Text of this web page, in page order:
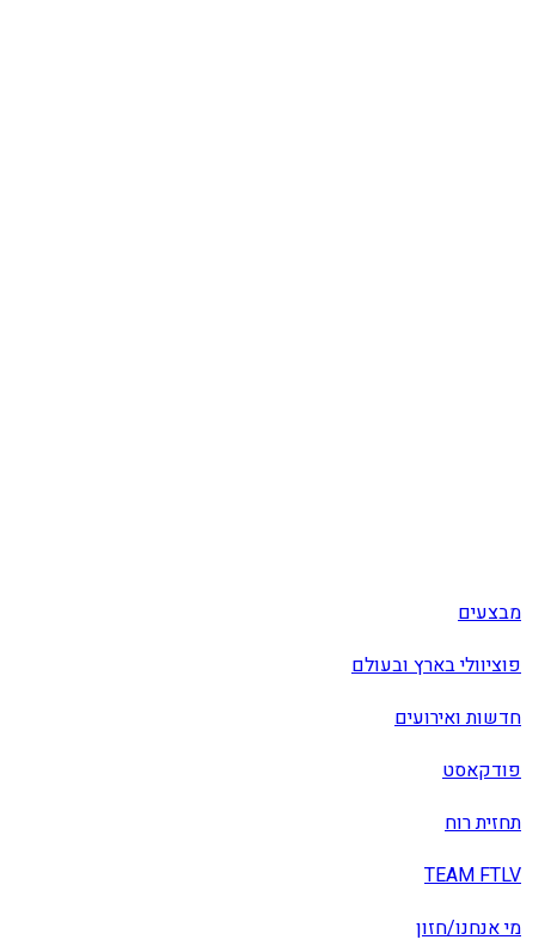
מבצעים
פוציוולי בארץ ובעולם
חדשות ואירועים
פודקאסט
תחזית רוח
TEAM FTLV
מי אנחנו/חזון